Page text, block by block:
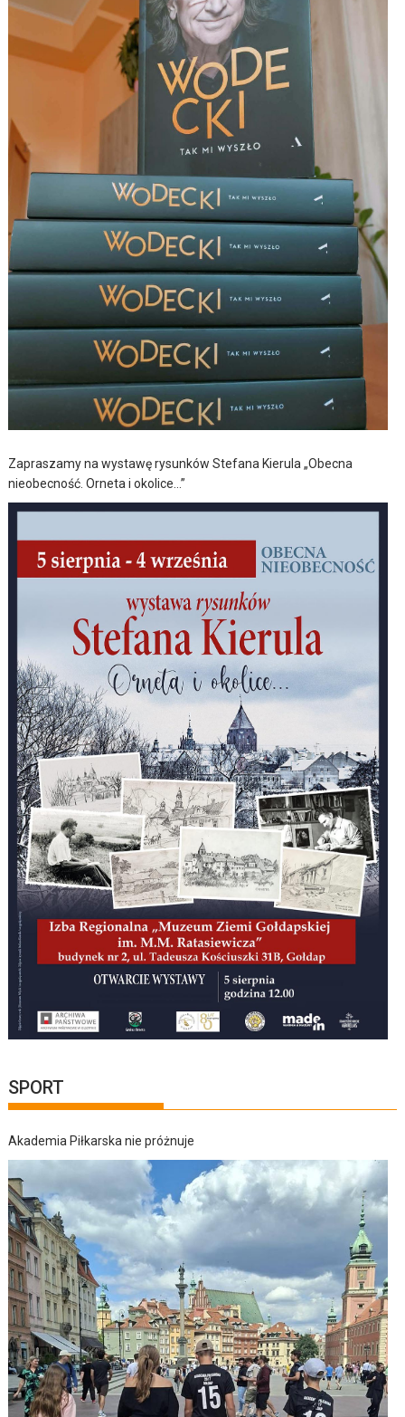
Zapraszamy na wystawę rysunków Stefana Kierula „Obecna
nieobecność. Orneta i okolice…”
SPORT
Akademia Piłkarska nie próżnuje